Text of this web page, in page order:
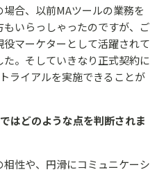
合、以前MAツールの業務を
いらっしゃったのですが、ご
マーケターとして活躍されて
。そしていきなり正式契約に
ライアルを実施できることが
どのような点を判断されま
相性や、円滑にコミュニケーシ